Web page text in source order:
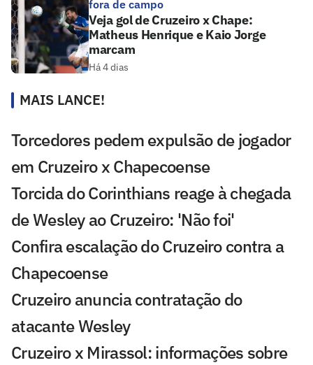
fora de campo
Veja gol de Cruzeiro x Chape:
Matheus Henrique e Kaio Jorge
marcam
Há 4 dias
MAIS LANCE!
Torcedores pedem expulsão de jogador
em Cruzeiro x Chapecoense
Torcida do Corinthians reage à chegada
de Wesley ao Cruzeiro: 'Não foi'
Confira escalação do Cruzeiro contra a
Chapecoense
Cruzeiro anuncia contratação do
atacante Wesley
Cruzeiro x Mirassol: informações sobre